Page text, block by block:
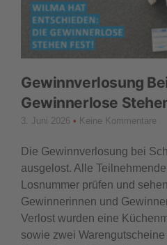
Gewinnverlosung
Gewinnerlose
3. Juni 2026 Keine Kommentare
Die Gewinnverlosung bei
ausgelost. Alle
Losnummer prüfen und
Gewinnerinnen und
Verlost wurden eine
sowie zwei